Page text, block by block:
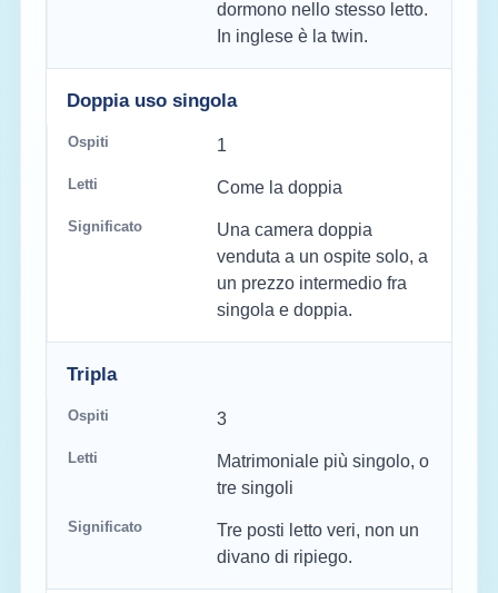
dormono nello stesso letto.
In inglese è la twin.
Doppia uso singola
1
Come la doppia
Una camera doppia
venduta a un ospite solo, a
un prezzo intermedio fra
singola e doppia.
Tripla
3
Matrimoniale più singolo, o
tre singoli
Tre posti letto veri, non un
divano di ripiego.